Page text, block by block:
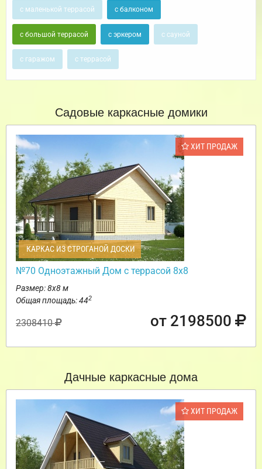
с маленькой террасой с балконом
с большой террасой с эркером с сауной
с гаражом с террасой
Садовые каркасные домики
ХИТ ПРОДАЖ
КАРКАС ИЗ СТРОГАНОЙ ДОСКИ
№70 Одноэтажный Дом с террасой 8х8
Размер: 8х8 м
Общая площадь: 442
2308410 от 2198500
Дачные каркасные дома
ХИТ ПРОДАЖ